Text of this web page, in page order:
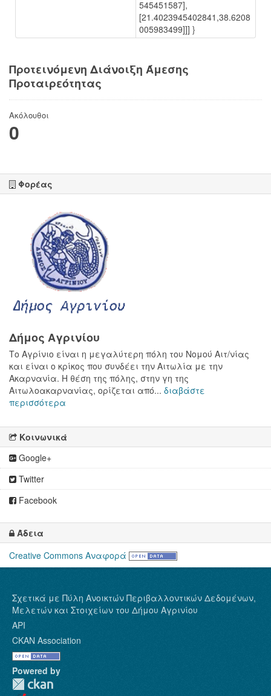
545451587],
[21.4023945402841,38.6208
005983499]]] }
Προτεινόμενη Διάνοιξη Άμεσης
Προταιρεότητας
Ακόλουθοι
0
Φορέας
Δήμος Αγρινίου
Το Αγρίνιο είναι η μεγαλύτερη πόλη του Νομού Αιτ/νίας
και είναι ο κρίκος που συνδέει την Αιτωλία με την
Ακαρνανία. Η θέση της πόλης, στην γη της
Αιτωλοακαρνανίας, ορίζεται από... διαβάστε
περισσότερα
Κοινωνικά
Google+
Twitter
Facebook
Άδεια
Creative Commons Αναφορά
Σχετικά με Πύλη Ανοικτών Περιβαλλοντικών Δεδομένων,
Μελετών και Στοιχείων του Δήμου Αγρινίου
API
CKAN Association
Powered by